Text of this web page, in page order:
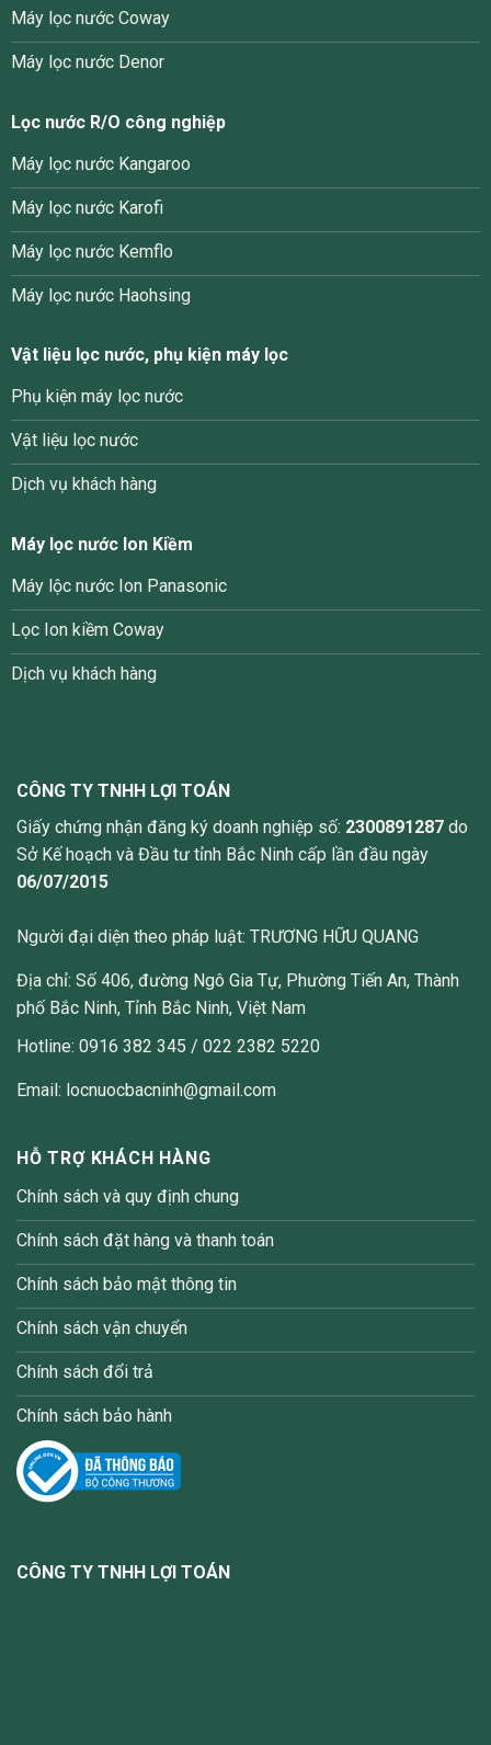
Máy lọc nước Coway
Máy lọc nước Denor
Lọc nước R/O công nghiệp
Máy lọc nước Kangaroo
Máy lọc nước Karofi
Máy lọc nước Kemflo
Máy lọc nước Haohsing
Vật liệu lọc nước, phụ kiện máy lọc
Phụ kiện máy lọc nước
Vật liệu lọc nước
Dịch vụ khách hàng
Máy lọc nước Ion Kiềm
Máy lộc nước Ion Panasonic
Lọc Ion kiềm Coway
Dịch vụ khách hàng
CÔNG TY TNHH LỢI TOÁN
Giấy chứng nhận đăng ký doanh nghiệp số: 2300891287 do
Sở Kế hoạch và Đầu tư tỉnh Bắc Ninh cấp lần đầu ngày
06/07/2015
Người đại diện theo pháp luật: TRƯƠNG HỮU QUANG
Địa chỉ: Số 406, đường Ngô Gia Tự, Phường Tiến An, Thành
phố Bắc Ninh, Tỉnh Bắc Ninh, Việt Nam
Hotline: 0916 382 345 / 022 2382 5220
Email: locnuocbacninh@gmail.com
HỖ TRỢ KHÁCH HÀNG
Chính sách và quy định chung
Chính sách đặt hàng và thanh toán
Chính sách bảo mật thông tin
Chính sách vận chuyển
Chính sách đổi trả
Chính sách bảo hành
CÔNG TY TNHH LỢI TOÁN